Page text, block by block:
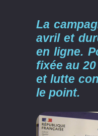
La
avril et
en ligne.
fixée au
et lutte
le point.